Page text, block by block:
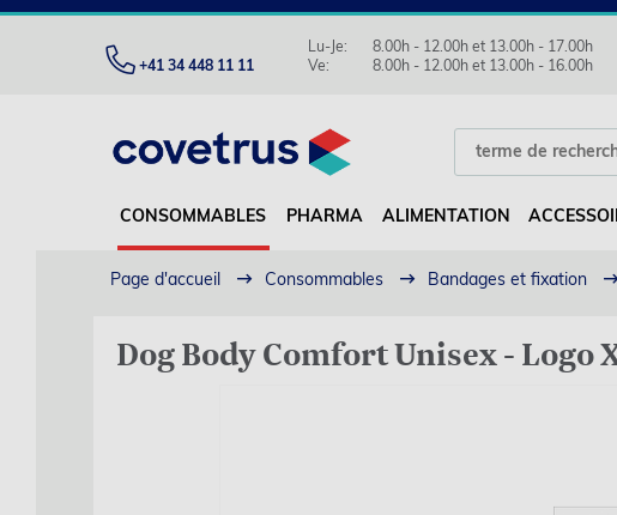
+41 34 448 11 11
Lu-Je:
Ve:
8.00h - 12.00h et 13.00h - 17.00h
8.00h - 12.00h et 13.00h - 16.00h
CONSOMMABLES PHARMA ALIMENTATION
Page d'accueil Consommables Bandages et fixation
Dog Body Comfort Unisex - Logo